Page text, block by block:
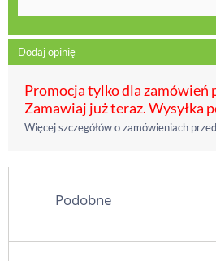
Dodaj opinię
Promocja tylko dla zamówień
Zamawiaj już teraz. Wysyłka
Więcej szczegółów o zamówieniach
Podobne